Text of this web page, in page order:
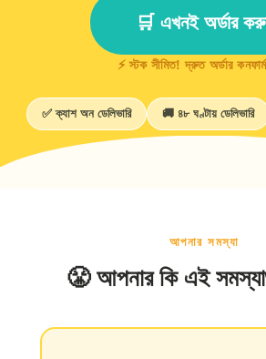
🛒 এখনই অর্ডার
⚡ স্টক সীমিত! দ্রুত অর্ডার
✅ ক্যাশ অন ডেলিভারি 🚚 ৪৮ ঘণ্টায় ডেলিভারি
আপনার সমস্যা
😤 আপনার কি এই